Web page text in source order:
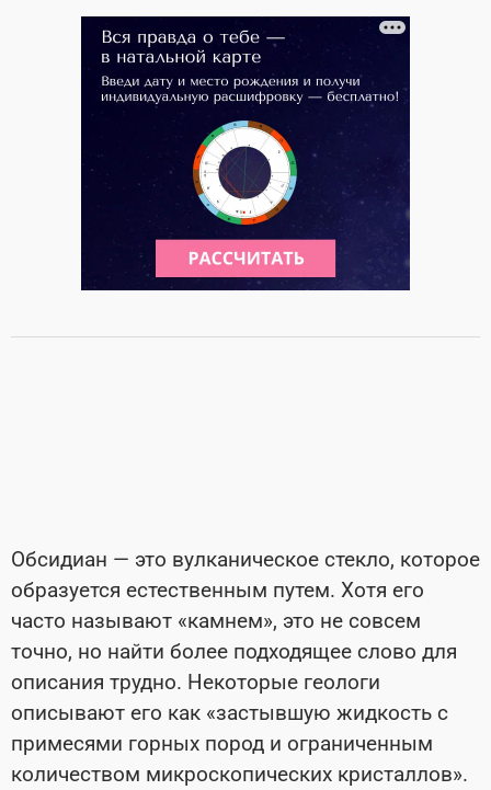
Обсидиан — это вулканическое стекло, которое
образуется естественным путем. Хотя его
часто называют «камнем», это не совсем
точно, но найти более подходящее слово для
описания трудно. Некоторые геологи
описывают его как «застывшую жидкость с
примесями горных пород и ограниченным
количеством микроскопических кристаллов».